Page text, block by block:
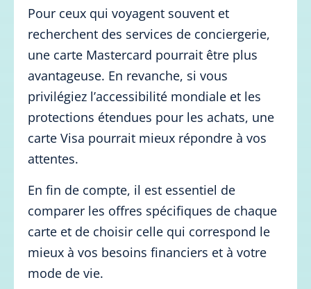
Pour ceux qui voyagent souvent et
recherchent des services de conciergerie,
une carte Mastercard pourrait être plus
avantageuse. En revanche, si vous
privilégiez l’accessibilité mondiale et les
protections étendues pour les achats, une
carte Visa pourrait mieux répondre à vos
attentes.
En fin de compte, il est essentiel de
comparer les offres spécifiques de chaque
carte et de choisir celle qui correspond le
mieux à vos besoins financiers et à votre
mode de vie.